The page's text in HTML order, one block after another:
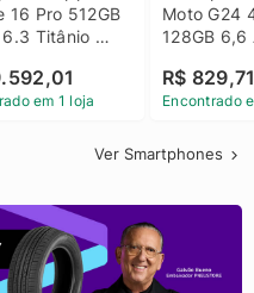
16 Pro 512GB
Titânio
em 1 loja
Moto G24
128GB 6,6
R$
Encontrado
Ver Smartphones